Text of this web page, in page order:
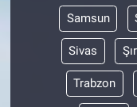
Samsun
Sivas
Trabzon